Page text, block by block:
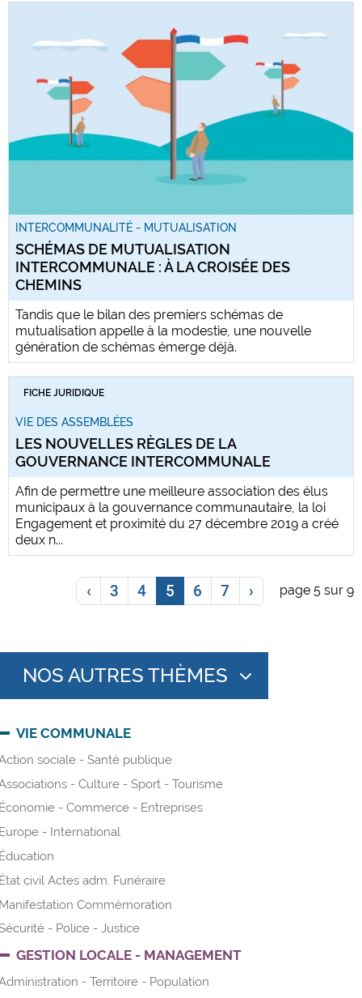
INTERCOMMUNALITÉ - MUTUALISATION
SCHÉMAS DE MUTUALISATION
INTERCOMMUNALE : À LA CROISÉE DES
CHEMINS
Tandis que le bilan des premiers schémas de
mutualisation appelle à la modestie, une nouvelle
génération de schémas émerge déjà.
FICHE JURIDIQUE
VIE DES ASSEMBLÉES
LES NOUVELLES RÈGLES DE LA
GOUVERNANCE INTERCOMMUNALE
Afin de permettre une meilleure association des élus
municipaux à la gouvernance communautaire, la loi
Engagement et proximité du 27 décembre 2019 a créé
deux n...
‹ 3 4 5 6 7 › page 5 sur 9
NOS AUTRES THÈMES
VIE COMMUNALE
sociale - Santé publique
- Culture - Sport - Tourisme
- Commerce - Entreprises
- International
civil Actes adm. Funéraire
Commémoration
- Police - Justice
GESTION LOCALE - MANAGEMENT
- Territoire - Population